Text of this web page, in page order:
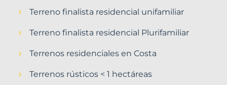
Terreno finalista residencial unifamiliar
Terreno finalista residencial Plurifamiliar
Terrenos residenciales en Costa
Terrenos rústicos < 1 hectáreas